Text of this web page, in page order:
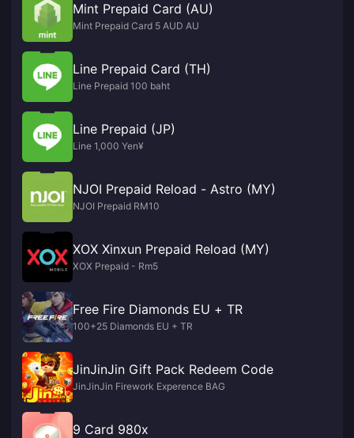
Mint Prepaid Card (AU)
Mint Prepaid Card 5 AUD AU
Line Prepaid Card (TH)
Line Prepaid 100 baht
Line Prepaid (JP)
Line 1,000 Yen¥
NJOI Prepaid Reload - Astro (MY)
NJOI Prepaid RM10
XOX Xinxun Prepaid Reload (MY)
XOX Prepaid - Rm5
Free Fire Diamonds EU + TR
100+25 Diamonds EU + TR
JinJinJin Gift Pack Redeem Code
JinJinJin Firework Experence BAG
9 Card 980x